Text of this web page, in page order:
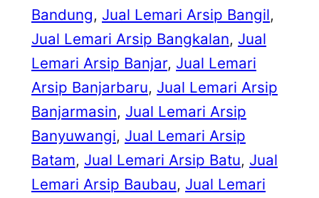
Bandung, Jual Lemari Arsip Bangil
Jual Lemari Arsip Bangkalan, Jual
Lemari Arsip Banjar, Jual Lemari
Arsip Banjarbaru, Jual Lemari Arsip
Banjarmasin, Jual Lemari Arsip
Banyuwangi, Jual Lemari Arsip
Batam, Jual Lemari Arsip Batu, Jual
Lemari Arsip Baubau, Jual Lemari